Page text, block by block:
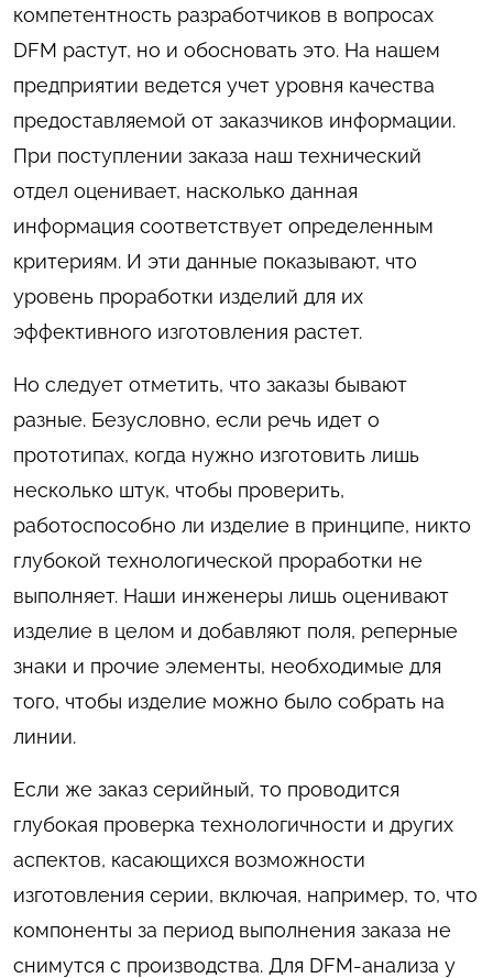
компетентность разработчиков в вопросах
DFM растут, но и обосновать это. На нашем
предприятии ведется учет уровня качества
предоставляемой от заказчиков информации.
При поступлении заказа наш технический
отдел оценивает, насколько данная
информация соответствует определенным
критериям. И эти данные показывают, что
уровень проработки изделий для их
эффективного изготовления растет.
Но следует отметить, что заказы бывают
разные. Безусловно, если речь идет о
прототипах, когда нужно изготовить лишь
несколько штук, чтобы проверить,
работоспособно ли изделие в принципе, никто
глубокой технологической проработки не
выполняет. Наши инженеры лишь оценивают
изделие в целом и добавляют поля, реперные
знаки и прочие элементы, необходимые для
того, чтобы изделие можно было собрать на
линии.
Если же заказ серийный, то проводится
глубокая проверка технологичности и других
аспектов, касающихся возможности
изготовления серии, включая, например, то, что
компоненты за период выполнения заказа не
снимутся с производства. Для DFM-анализа у